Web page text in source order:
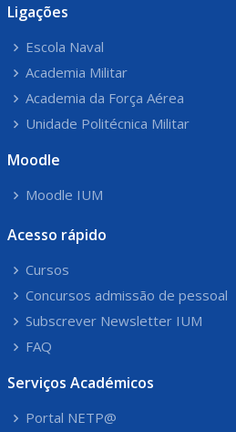
Ligações
Escola Naval
Academia Militar
Academia da Força Aérea
Unidade Politécnica Militar
Moodle
Moodle IUM
Acesso rápido
Cursos
Concursos admissão de pessoal
Subscrever Newsletter IUM
FAQ
Serviços Académicos
Portal NETP@